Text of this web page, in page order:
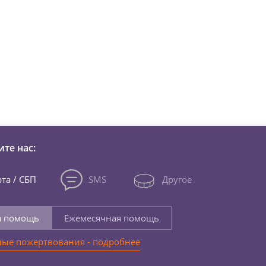
нас:
/ СБП SMS Другое
помощь
Ежемесячная помощь
пожертвования - подробнее